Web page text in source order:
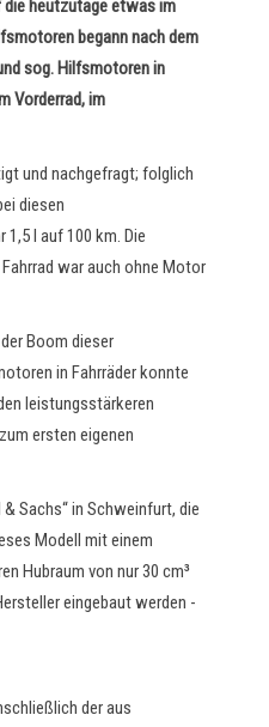
die heutzutage etwas im
begann nach dem
sog. Hilfsmotoren in
Vorderrad, im
und nachgefragt; folglich
diesen
l auf 100 km. Die
war auch ohne Motor
Boom dieser
in Fahrräder konnte
leistungsstärkeren
ersten eigenen
Sachs“ in Schweinfurt, die
Modell mit einem
Hubraum von nur 30 cm³
eingebaut werden -
der aus